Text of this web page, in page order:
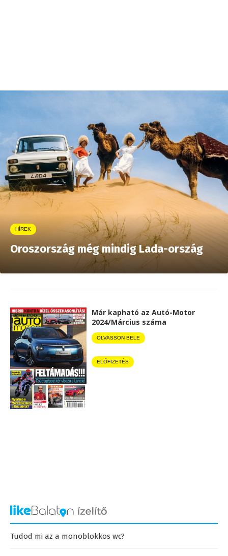
HÍREK
Oroszország még mindig Lada-ország
Már kapható az Autó-Motor
2024/Március száma
OLVASSON BELE
ELŐFIZETÉS
Tudod mi az a monoblokkos wc?